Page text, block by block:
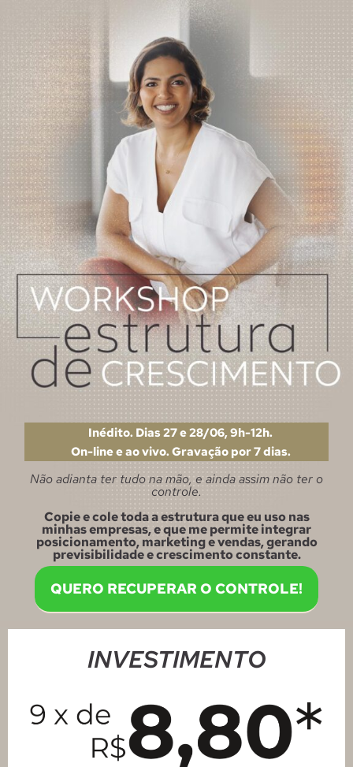
Inédito. Dias 27 e 28/06, 9h-12h.
On-line e ao vivo. Gravação por 7 dias.
Não adianta ter tudo na mão, e aindaassim não ter o
controle.
Copie e cole toda a estrutura que eu uso nas
minhas empresas, e que me permite integrar
posicionamento, marketing e vendas, gerando
previsibilidade e crescimento constante.
QUERO RECUPERAR O CONTROLE!
INVESTIMENTO